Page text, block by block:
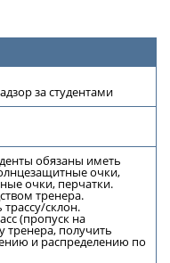
за студентами
обязаны иметь
очки,
очки, перчатки.
тренера.
склон.
(пропуск на
тренера, получить
и распределению по